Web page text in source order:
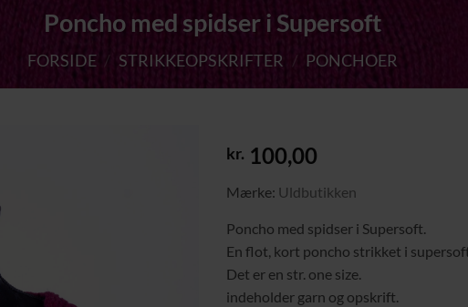
Poncho med spidser i Supersoft
FORSIDE / STRIKKEOPSKRIFTER / PONCHOER
kr. 100,00
Mærke: Uldbutikken
Poncho med spidser i Supersoft.
En flot, kort poncho strikket i
Det er en str. one size.
indeholder garn og opskrift.